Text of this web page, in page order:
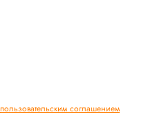
пользовательским соглашением